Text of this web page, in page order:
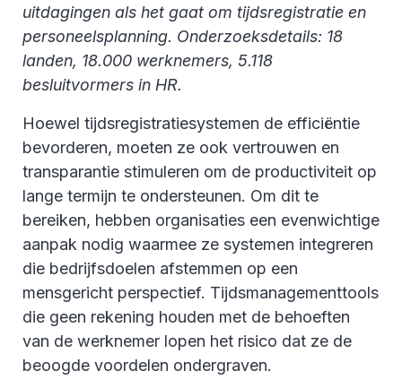
uitdagingen als het gaat om tijdsregistratie en
personeelsplanning. Onderzoeksdetails: 18
landen, 18.000 werknemers, 5.118
besluitvormers in HR.
Hoewel tijdsregistratiesystemen de efficiëntie
bevorderen, moeten ze ook vertrouwen en
transparantie stimuleren om de productiviteit op
lange termijn te ondersteunen. Om dit te
bereiken, hebben organisaties een evenwichtige
aanpak nodig waarmee ze systemen integreren
die bedrijfsdoelen afstemmen op een
mensgericht perspectief. Tijdsmanagementtools
die geen rekening houden met de behoeften
van de werknemer lopen het risico dat ze de
beoogde voordelen ondergraven.